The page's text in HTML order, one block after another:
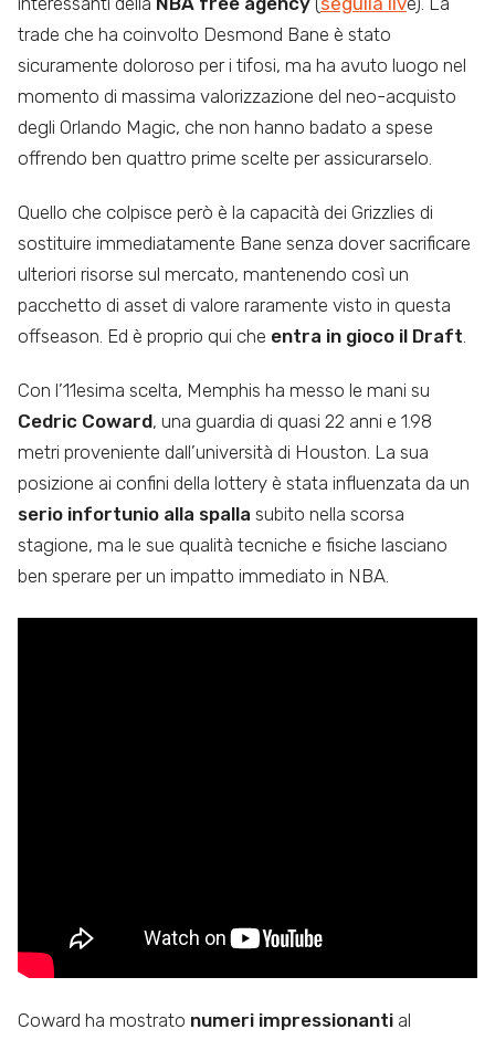
trade che ha coinvolto Desmond Bane è stato
sicuramente doloroso per i tifosi, ma ha avuto luogo nel
momento di massima valorizzazione del neo-acquisto
degli Orlando Magic, che non hanno badato a spese
offrendo ben quattro prime scelte per assicurarselo.
Quello che colpisce però è la capacità dei Grizzlies di
sostituire immediatamente Bane senza dover sacrificare
ulteriori risorse sul mercato, mantenendo così un
pacchetto di asset di valore raramente visto in questa
offseason. Ed è proprio qui che entra in gioco il Draft.
Con l’11esima scelta, Memphis ha messo le mani su
Cedric Coward, una guardia di quasi 22 anni e 1.98
metri proveniente dall’università di Houston. La sua
posizione ai confini della lottery è stata influenzata da un
serio infortunio alla spalla subito nella scorsa
stagione, ma le sue qualità tecniche e fisiche lasciano
ben sperare per un impatto immediato in NBA.
Coward ha mostrato numeri impressionanti al